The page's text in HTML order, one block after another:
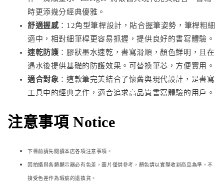
時更添幾分經典優雅。
舒適握感：12角型筆桿設計，貼合握筆姿勢，筆桿粗細
適中，相對細筆桿更容易抓握，提供良好的書寫體驗。
速乾防護 ：膠狀墨水速乾，書寫滑順，顏色鮮明，且在
遇水後提供基礎的防護效果。可替換筆芯，方便實用。
適合對象 ：這款筆完美結合了懷舊與現代設計，是書寫
工具中的經典之作，適合追求高品質書寫體驗的用戶。
注意事項 Notice
下標前請先閱讀本店各項注意事項。
因拍攝與各類顯示器必有色差，圖片僅供參考，顏色請以實際收到商品為準。不
接受色差作為瑕疵的退換貨。